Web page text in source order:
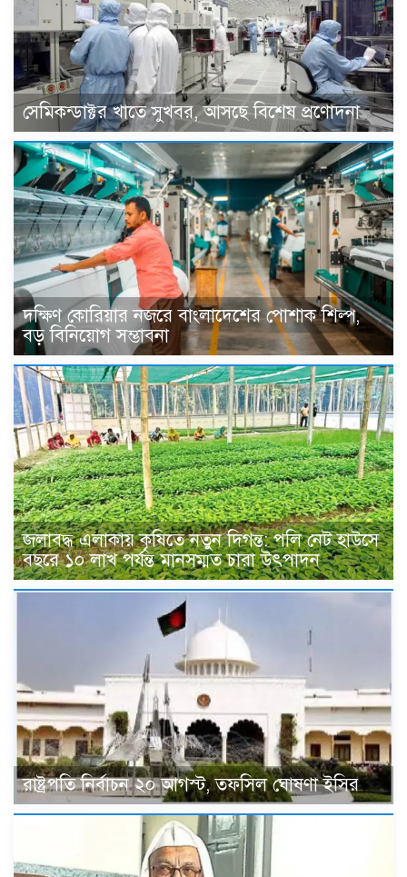
সেমিকন্ডাক্টর খাতে সুখবর, আসছে বিশেষ প্রণোদনা
দক্ষিণ কোরিয়ার নজরে বাংলাদেশের পোশাক শিল্প,
বড় বিনিয়োগ সম্ভাবনা
জলাবদ্ধ এলাকায় কৃষিতে নতুন দিগন্ত: পলি নেট হাউসে
বছরে ১০ লাখ পর্যন্ত মানসম্মত চারা উৎপাদন
রাষ্ট্রপতি নির্বাচন ২০ আগস্ট, তফসিল ঘোষণা ইসির